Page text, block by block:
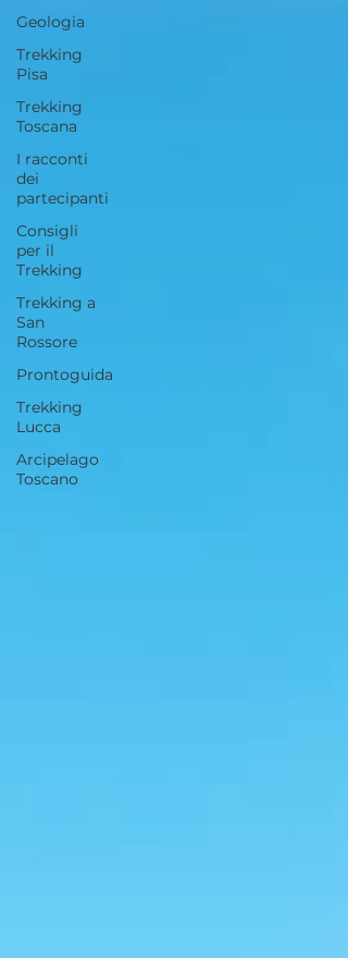
Geologia
Trekking
Pisa
Trekking
Toscana
I racconti
dei
partecipanti
Consigli
per il
Trekking
Trekking a
San
Rossore
Prontoguida
Trekking
Lucca
Arcipelago
Toscano